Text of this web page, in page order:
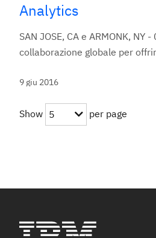
Analytics
SAN JOSE, CA e ARMONK,
collaborazione globale per
9 giu 2016
Show 5 per page